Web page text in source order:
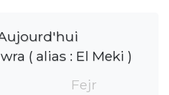
( alias : El Meki )
Fejr